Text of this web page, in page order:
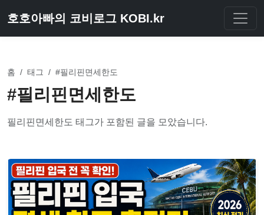
호호아빠의 코비로그 KOBI.kr
홈 / 태그 / #필리핀면세한도
#필리핀면세한도
필리핀면세한도 태그가 포함된 글을 모았습니다.